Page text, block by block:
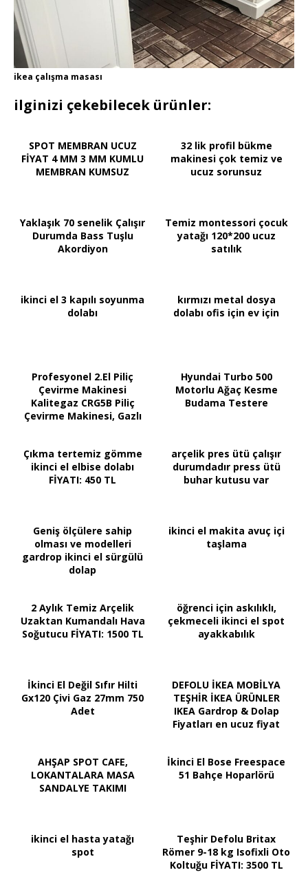
ikea çalışma masası
ilginizi çekebilecek ürünler:
SPOT MEMBRAN UCUZ
FİYAT 4 MM 3 MM KUMLU
MEMBRAN KUMSUZ
32 lik profil bükme
makinesi çok temiz ve
ucuz sorunsuz
Yaklaşık 70 senelik Çalışır
Durumda Bass Tuşlu
Akordiyon
Temiz montessori çocuk
yatağı 120*200 ucuz
satılık
ikinci el 3 kapılı soyunma
dolabı
kırmızı metal dosya
dolabı ofis için ev için
Profesyonel 2.El Piliç
Çevirme Makinesi
Kalitegaz CRG5B Piliç
Çevirme Makinesi, Gazlı
Hyundai Turbo 500
Motorlu Ağaç Kesme
Budama Testere
Çıkma tertemiz gömme
ikinci el elbise dolabı
FİYATI: 450 TL
arçelik pres ütü çalışır
durumdadır press ütü
buhar kutusu var
Geniş ölçülere sahip
olması ve modelleri
gardrop ikinci el sürgülü
dolap
ikinci el makita avuç içi
taşlama
2 Aylık Temiz Arçelik
Uzaktan Kumandalı Hava
Soğutucu FİYATI: 1500 TL
öğrenci için askılıklı,
çekmeceli ikinci el spot
ayakkabılık
İkinci El Değil Sıfır Hilti
Gx120 Çivi Gaz 27mm 750
Adet
DEFOLU İKEA MOBİLYA
TEŞHİR İKEA ÜRÜNLER
IKEA Gardrop & Dolap
Fiyatları en ucuz fiyat
AHŞAP SPOT CAFE,
LOKANTALARA MASA
SANDALYE TAKIMI
İkinci El Bose Freespace
51 Bahçe Hoparlörü
ikinci el hasta yatağı
spot
Teşhir Defolu Britax
Römer 9-18 kg Isofixli Oto
Koltuğu FİYATI: 3500 TL